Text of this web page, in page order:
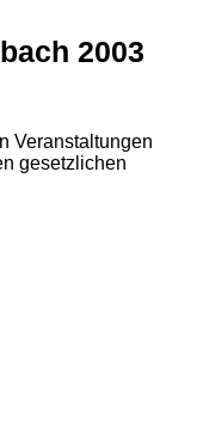
2003
Veranstaltungen
gesetzlichen